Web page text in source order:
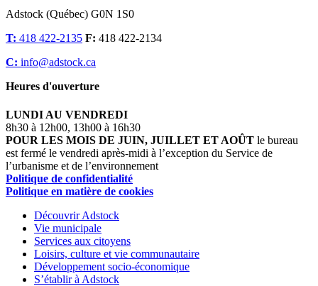
Adstock (Québec) G0N 1S0
T: 418 422-2135 F: 418 422-2134
C: info@adstock.ca
Heures d'ouverture
LUNDI AU VENDREDI
8h30 à 12h00, 13h00 à 16h30
POUR LES MOIS DE JUIN, JUILLET ET AOÛT le bureau
est fermé le vendredi après-midi à l’exception du Service de
l’urbanisme et de l’environnement
Politique de confidentialité
Politique en matière de cookies
Découvrir Adstock
Vie municipale
Services aux citoyens
Loisirs, culture et vie communautaire
Développement socio-économique
S’établir à Adstock